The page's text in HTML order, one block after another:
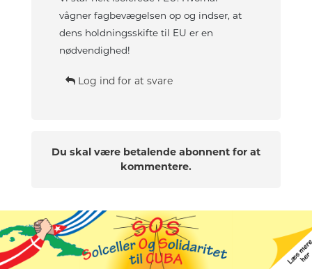
vågner fagbevægelsen op og indser, at
dens holdningsskifte til EU er en
nødvendighed!
Log ind for at svare
Du skal være betalende abonnent for at
kommentere.